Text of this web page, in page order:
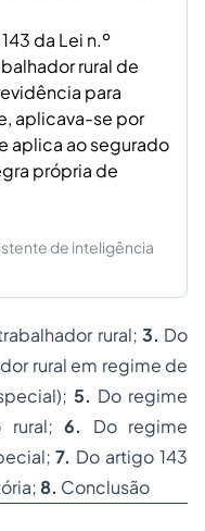
da Lei n.º
rural de
para
aplicava-se por
aplica ao segurado
própria de
de inteligência
rural; 3. Do
rural em regime de
5. Do regime
rural; 6. Do regime
7. Do artigo 143
8. Conclusão